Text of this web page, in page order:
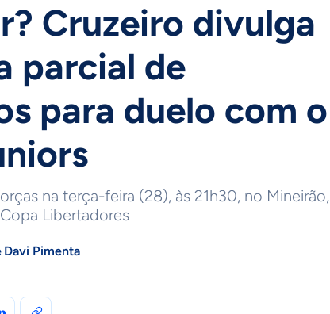
Cruzeiro divulga
parcial de
para duelo com o
na terça-feira (28), às 21h30, no Mineirão,
Libertadores
Davi Pimenta